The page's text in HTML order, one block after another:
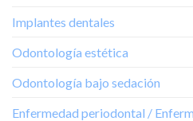
Implantes dentales
Odontología estética
Odontología bajo sedación
Enfermedad periodontal /